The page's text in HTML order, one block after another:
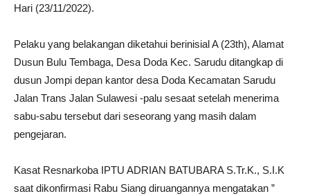
Hari (23/11/2022).
Pelaku yang belakangan diketahui berinisial A (23th), Alamat
Dusun Bulu Tembaga, Desa Doda Kec. Sarudu ditangkap di
dusun Jompi depan kantor desa Doda Kecamatan Sarudu
Jalan Trans Jalan Sulawesi -palu sesaat setelah menerima
sabu-sabu tersebut dari seseorang yang masih dalam
pengejaran.
Kasat Resnarkoba IPTU ADRIAN BATUBARA S.Tr.K., S.I.K
saat dikonfirmasi Rabu Siang diruangannya mengatakan ”